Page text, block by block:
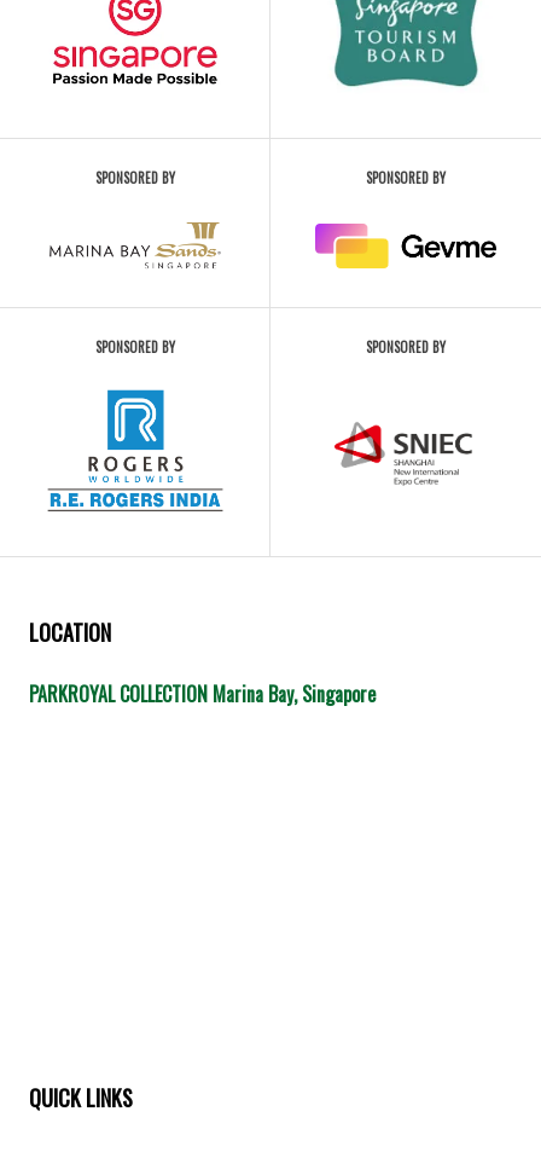
SPONSORED BY SPONSORED BY
SPONSORED BY SPONSORED BY
LOCATION
PARKROYAL COLLECTION Marina Bay, Singapore
QUICK LINKS